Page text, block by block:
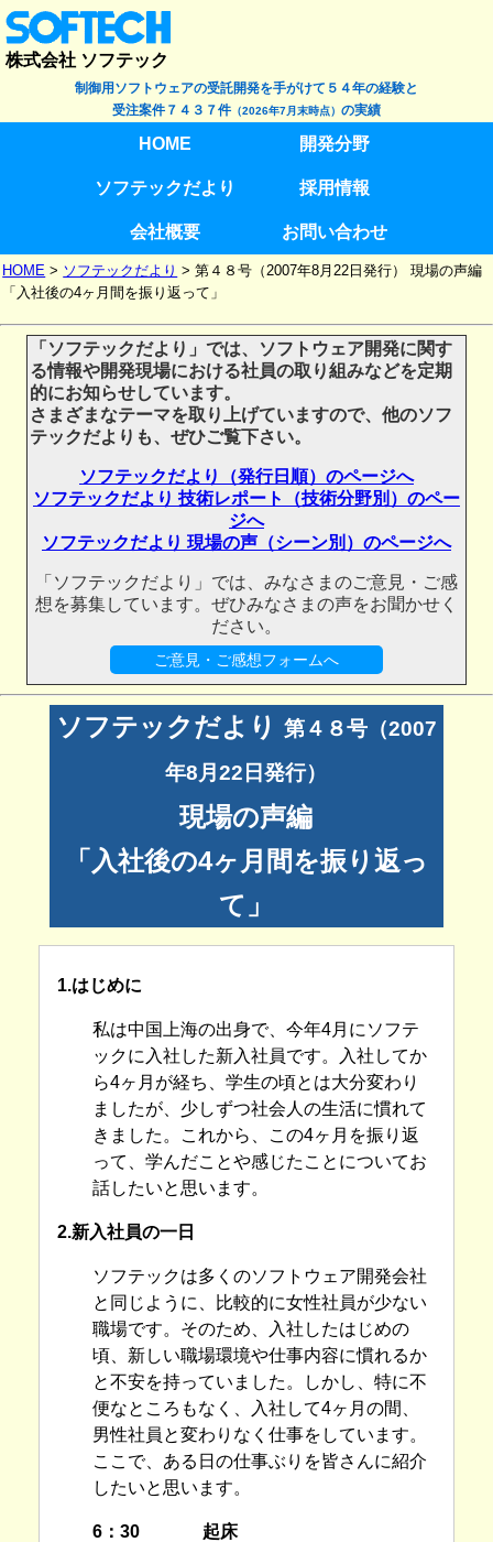
株式会社 ソフテック
制御用ソフトウェアの受託開発を手がけて５４年の経験と
受注案件７４３７件 （2026年7月末時点） の実績
HOME 開発分野
ソフテックだより 採用情報
会社概要 お問い合わせ
HOME > ソフテックだより >第４８号（2007年8月22日発行） 現場の声編
「入社後の4ヶ月間を振り返って」
「ソフテックだより」では、ソフトウェア開発に関す
る情報や開発現場における社員の取り組みなどを定期
的にお知らせしています。
さまざまなテーマを取り上げていますので、他のソフ
テックだよりも、ぜひご覧下さい。
ソフテックだより（発行日順）のページへ
ソフテックだより 技術レポート（技術分野別）のペー
ジへ
ソフテックだより 現場の声（シーン別）のページへ
「ソフテックだより」では、みなさまのご意見・ご感
想を募集しています。ぜひみなさまの声をお聞かせく
ださい。
ご意見・ご感想フォームへ
ソフテックだより
第４８号（2007
年8月22日発行）
現場の声編
「入社後の4ヶ月間を振り返っ
て」
1.はじめに
私は中国上海の出身で、今年4月にソフテ
ックに入社した新入社員です。入社してか
ら4ヶ月が経ち、学生の頃とは大分変わり
ましたが、少しずつ社会人の生活に慣れて
きました。これから、この4ヶ月を振り返
って、学んだことや感じたことについてお
話したいと思います。
2.新入社員の一日
ソフテックは多くのソフトウェア開発会社
と同じように、比較的に女性社員が少ない
職場です。そのため、入社したはじめの
頃、新しい職場環境や仕事内容に慣れるか
と不安を持っていました。しかし、特に不
便なところもなく、入社して4ヶ月の間、
男性社員と変わりなく仕事をしています。
ここで、ある日の仕事ぶりを皆さんに紹介
したいと思います。
6：30
起床